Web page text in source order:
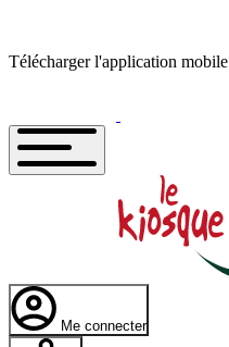
Télécharger l'application mobile
Me connecter